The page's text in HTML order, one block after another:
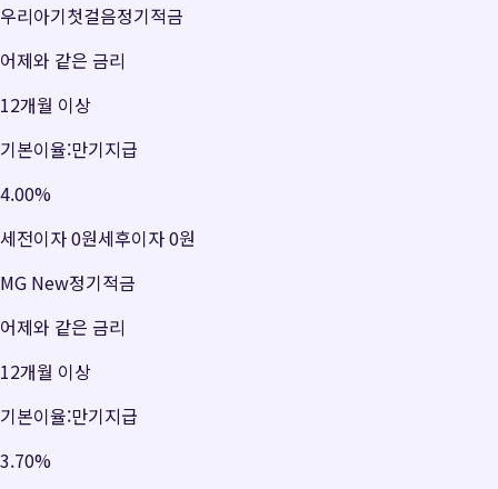
우리아기첫걸음정기적금
어제와 같은 금리
12개월 이상
기본이율:만기지급
4.00%
세전이자0원세후이자0원
MG New정기적금
어제와 같은 금리
12개월 이상
기본이율:만기지급
3.70%